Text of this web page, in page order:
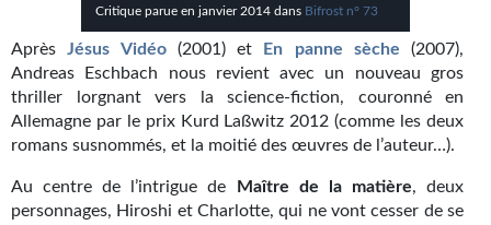
Quarante-Deux
Kvasar
Pulps
Wotan
Étoiles vives
Critique parue en janvier 2014 dans Bifrost n° 73
AprèsJésus Vidéo(2001) et En panne sèche (2007),
Andreas Eschbach nous revient avec un nouveau gros
thriller lorgnant vers la science-fiction, couronné en
Allemagne par le prix Kurd Laßwitz 2012 (comme les deux
romans susnommés, et la moitié des œuvres de l’auteur…).
Au centre de l’intrigue de Maître de la matière, deux
personnages, Hiroshi et Charlotte, qui ne vont cesser de se